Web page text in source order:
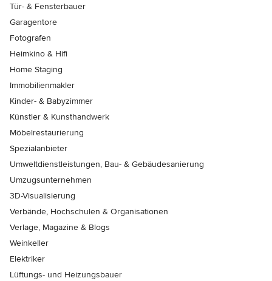
Tür- & Fensterbauer
Garagentore
Fotografen
Heimkino & Hifi
Home Staging
Immobilienmakler
Kinder- & Babyzimmer
Künstler & Kunsthandwerk
Möbelrestaurierung
Spezialanbieter
Umweltdienstleistungen, Bau- & Gebäudesanierung
Umzugsunternehmen
3D-Visualisierung
Verbände, Hochschulen & Organisationen
Verlage, Magazine & Blogs
Weinkeller
Elektriker
Lüftungs- und Heizungsbauer